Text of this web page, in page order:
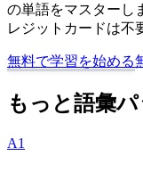
の単語をマスターし
レジットカードは不
無料で学習を始める
もっと語彙パ
A1